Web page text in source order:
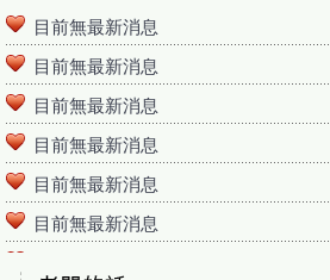
目前無最新消息
目前無最新消息
目前無最新消息
目前無最新消息
目前無最新消息
目前無最新消息